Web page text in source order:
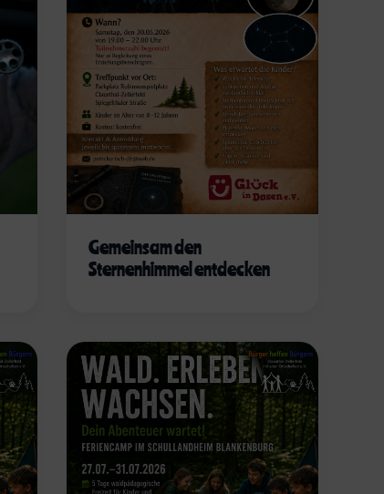
Gemeinsam den
Sternenhimmel entdecken